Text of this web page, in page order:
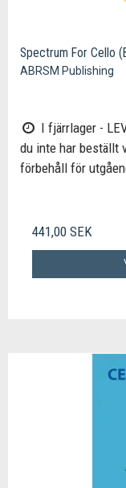
Spectrum For Cello
ABRSM Publishing
I fjärrlager -
du inte har beställt
förbehåll för
441,00 SEK